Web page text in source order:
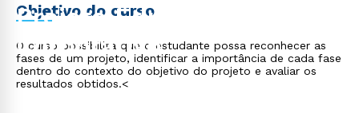
Projeto Educacional e
Corporativo
Objetivo do curso
O curso possibilita que o estudante possa reconhecer as
fases de um projeto, identificar a importância de cada fase
dentro do contexto do objetivo do projeto e avaliar os
resultados obtidos.<